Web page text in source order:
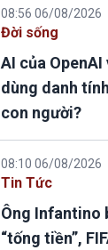
08:56 06/08/2026
Đời sống
AI của
dùng danh
con người?
08:10 06/08/2026
Tin Tức
Ông Infantino
“tống tiền”,